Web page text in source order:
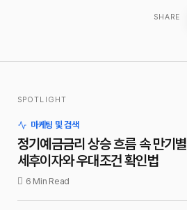
SHARE
SPOTLIGHT
마케팅 및 검색
정기예금금리 상승 흐름 속 만기별
세후이자와 우대조건 확인법
6 Min Read